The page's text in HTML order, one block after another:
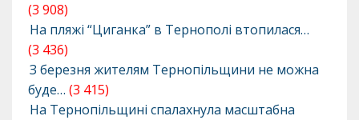
(3 908)
На пляжі “Циганка” в Тернополі втопилася…
(3 436)
З березня жителям Тернопільщини не можна
буде… (3 415)
На Тернопільщині спалахнула масштабна